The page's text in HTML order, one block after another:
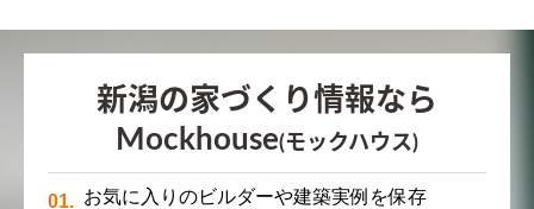
新潟の家づくり情報なら
Mockhouse(モックハウス)
お気に入りのビルダーや建築実例を保存